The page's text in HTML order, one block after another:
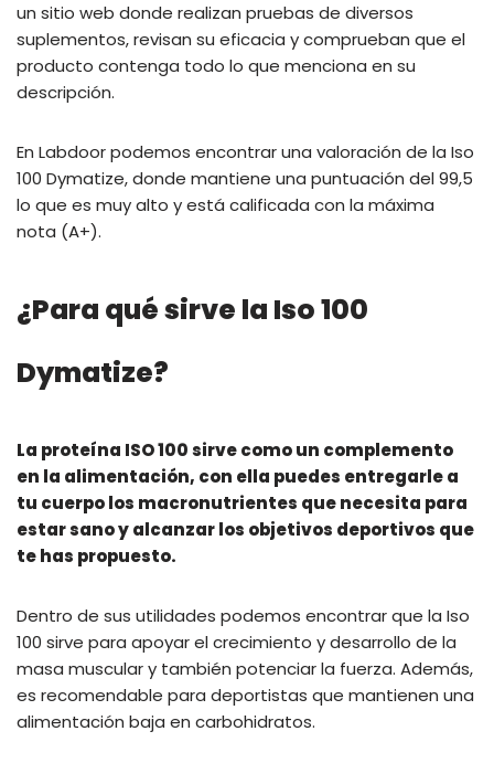
un sitio web donde realizan pruebas de diversos
suplementos, revisan su eficacia y comprueban que el
producto contenga todo lo que menciona en su
descripción.
En Labdoor podemos encontrar una valoración de la Iso
100 Dymatize, donde mantiene una puntuación del 99,5
lo que es muy alto y está calificada con la máxima
nota (A+).
¿Para qué sirve la Iso 100
Dymatize?
La proteína ISO 100 sirve como un complemento
en la alimentación, con ella puedes entregarle a
tu cuerpo los macronutrientes que necesita para
estar sano y alcanzar los objetivos deportivos que
te has propuesto.
Dentro de sus utilidades podemos encontrar que la Iso
100 sirve para apoyar el crecimiento y desarrollo de la
masa muscular y también potenciar la fuerza. Además,
es recomendable para deportistas que mantienen una
alimentación baja en carbohidratos.